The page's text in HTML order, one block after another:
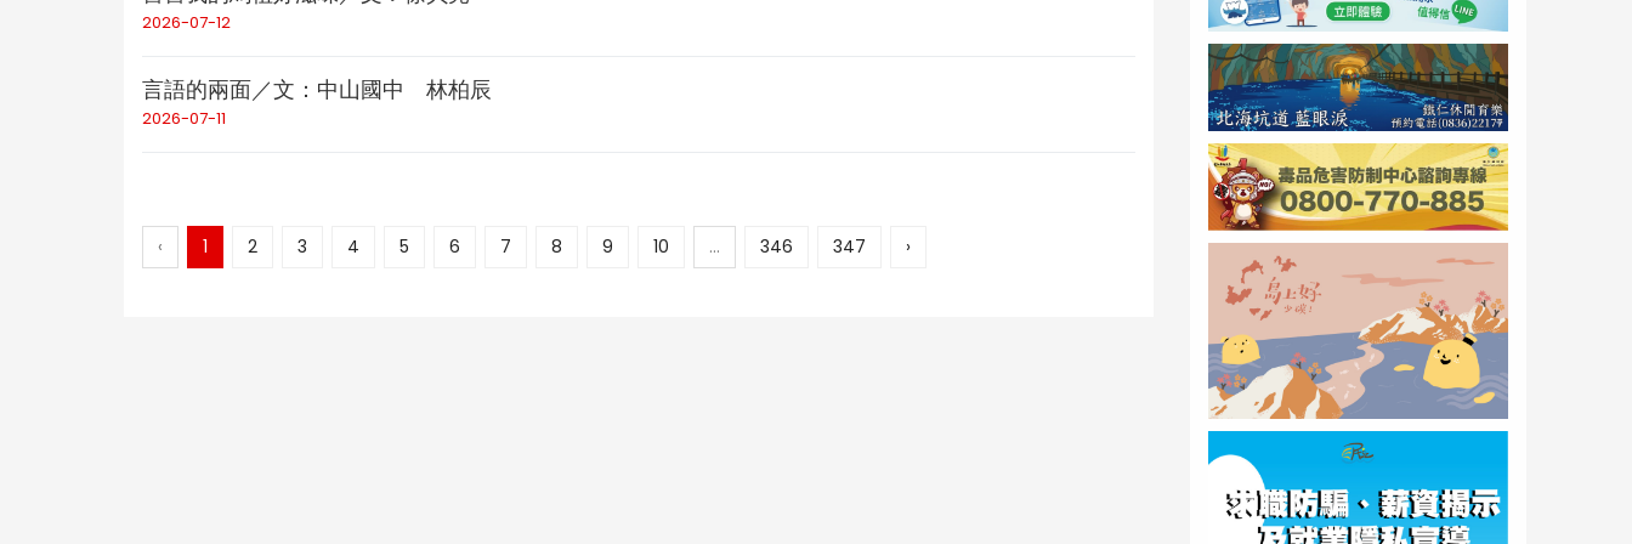
2026-07-12
言語的兩面／文：中山國中 林柏辰
2026-07-11
‹ 1 2 3 4 5 6 7 8 9 10 ... 346 347 ›